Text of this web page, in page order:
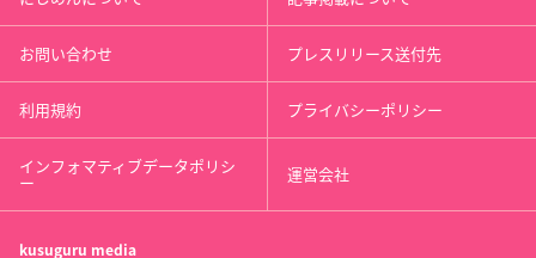
お問い合わせ プレスリリース送付先
利用規約 プライバシーポリシー
インフォマティブデータポリシ
ー 運営会社
kusuguru media